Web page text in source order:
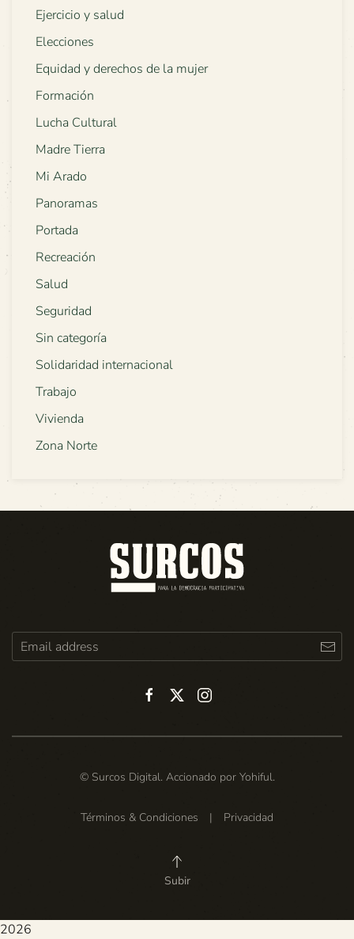
Ejercicio y salud
Elecciones
Equidad y derechos de la mujer
Formación
Lucha Cultural
Madre Tierra
Mi Arado
Panoramas
Portada
Recreación
Salud
Seguridad
Sin categoría
Solidaridad internacional
Trabajo
Vivienda
Zona Norte
© Surcos Digital. Accionado por Yohiful.
Términos & Condiciones | Privacidad
Subir
2026